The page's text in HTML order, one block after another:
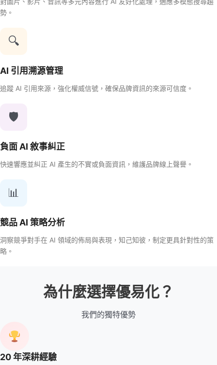
勢。
🔍
AI 引用溯源管理
追蹤 AI 引用來源，強化權威信號，確保品牌資訊的來源可信度。
🛡️
負面 AI 敘事糾正
快速響應並糾正 AI 產生的不實或負面資訊，維護品牌線上聲譽。
📊
競品 AI 策略分析
洞察競爭對手在 AI 領域的佈局與表現，知己知彼，制定更具針對性的策
略。
為什麼選擇優易化？
我們的獨特優勢
20 年深耕經驗